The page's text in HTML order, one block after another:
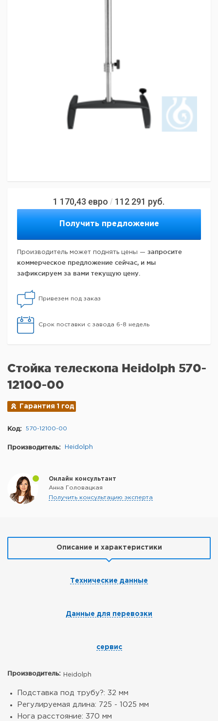
1 170,43 евро / 112 291 руб.
Получить предложение
Производитель может поднять цены — запросите
коммерческое предложение сейчас, и мы
зафиксируем за вами текущую цену.
Привезем под заказ
Срок поставки с завода 6-8 недель
Стойка телескопа Heidolph 570-
12100-00
Гарантия 1 год
Код: 570-12100-00
Производитель: Heidolph
Онлайн консультант
Анна Головацкая
Получить консультацию эксперта
Описание и характеристики
Технические данные
Данные для перевозки
сервис
Производитель: Heidolph
Подставка под трубу?: 32 мм
Регулируемая длина: 725 - 1025 мм
Нога расстояние: 370 мм